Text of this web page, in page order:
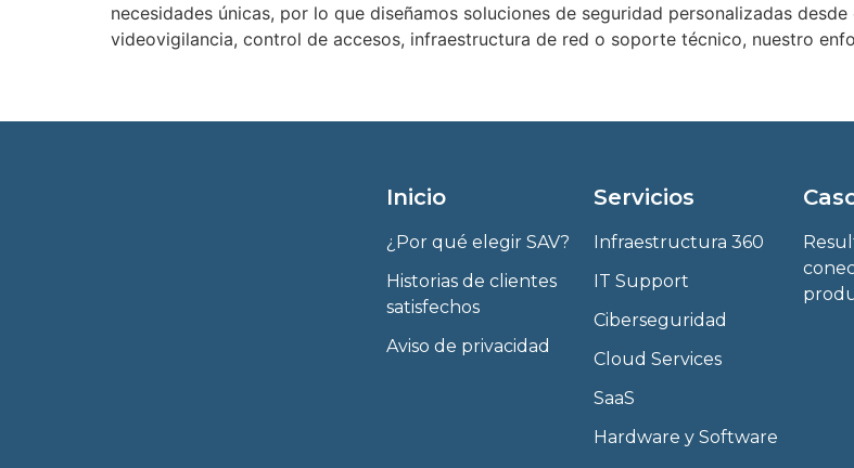
necesidades únicas, por lo que diseñamos soluciones de seguridad personalizadas
videovigilancia, control de accesos, infraestructura de red o soporte técnico, nuestro
Inicio
¿Por qué elegir SAV?
Historias de clientes
satisfechos
Aviso de privacidad
Servicios
Infraestructura 360
IT Support
Ciberseguridad
Cloud Services
SaaS
Hardware y Software